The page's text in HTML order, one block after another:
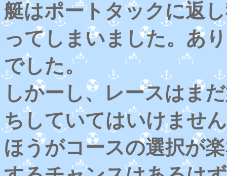
艇はポートタックに返
ってしまいました。あ
でした。
しかーし、レースはま
ちしていてはいけませ
ほうがコースの選択が